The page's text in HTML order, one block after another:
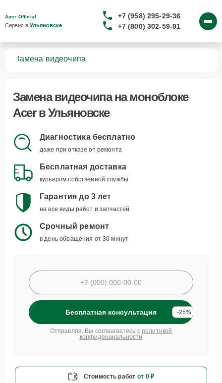
Acer Official
Сервис в Ульяновске
+7 (958) 295-29-36
+7 (800) 302-59-91
Замена видеочипа
Замена видеочипана моноблоке
Acer в Ульяновске
Диагностика бесплатно
даже при отказе от ремонта
Бесплатная доставка
курьером собственной службы
Гарантия до 3 лет
на все виды работ и запчастей
Срочный ремонт
в день обращения от 30 минут
Бесплатная консультация -25%
Отправляя, Вы соглашаетесь с политикой
конфиденциальности
Стоимость работ от 0 ₽